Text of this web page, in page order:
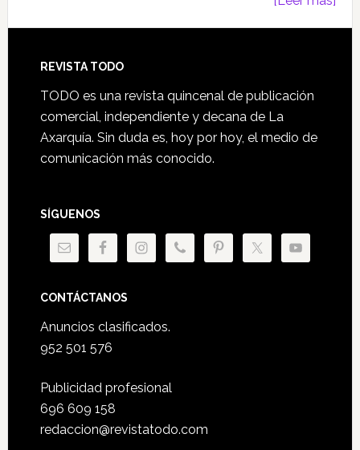
Footer
REVISTA TODO
TODO es una revista quincenal de publicación
comercial, independiente y decana de La
Axarquía. Sin duda es, hoy por hoy, el medio de
comunicación más conocido.
SÍGUENOS
CONTÁCTANOS
Anuncios clasificados.
952 501 576
Publicidad profesional
696 609 158
redaccion@revistatodo.com